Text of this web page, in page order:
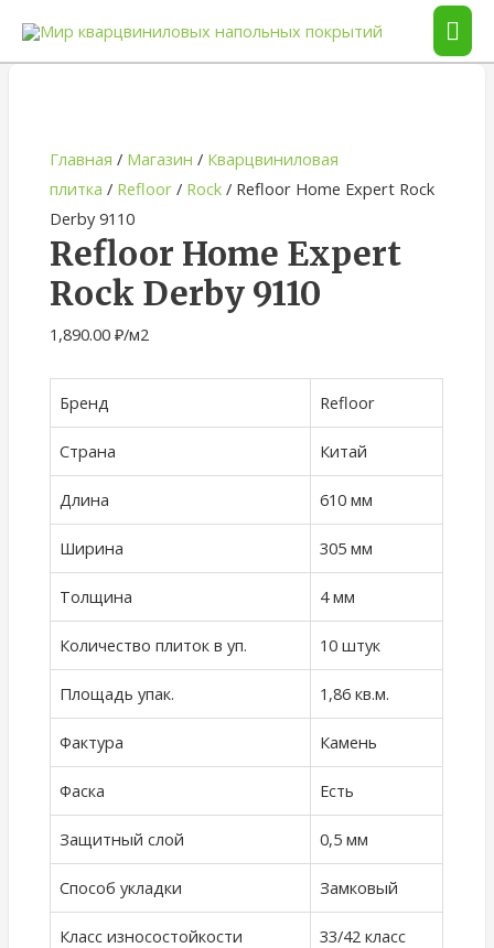
Главная / Магазин / Кварцвиниловая
плитка / Refloor / Rock / Refloor Home Expert Rock
Derby 9110
Refloor Home Expert
Rock Derby 9110
1,890.00₽/м2
Бренд Refloor
Страна Китай
Длина 610 мм
Ширина 305 мм
Толщина 4 мм
Количество плиток в уп. 10 штук
Площадь упак. 1,86 кв.м.
Фактура Камень
Фаска Есть
Защитный слой 0,5 мм
Способ укладки Замковый
Класс износостойкости 33/42 класс